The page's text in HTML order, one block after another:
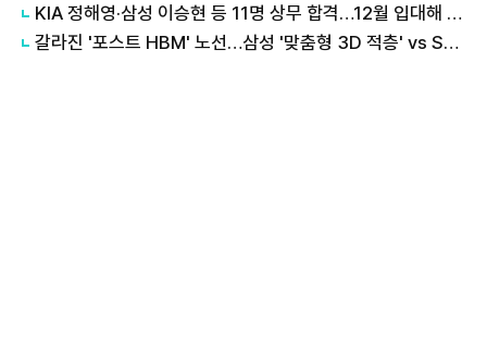
KIA 정해영·삼성 이승현 등 11명 상무 합격…12월 입대해 2028년 6월 전역
갈라진 '포스트 HBM' 노선…삼성 '맞춤형 3D 적층' vs SK '개방형 표준'